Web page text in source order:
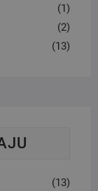
(1)
(2)
(13)
(13)